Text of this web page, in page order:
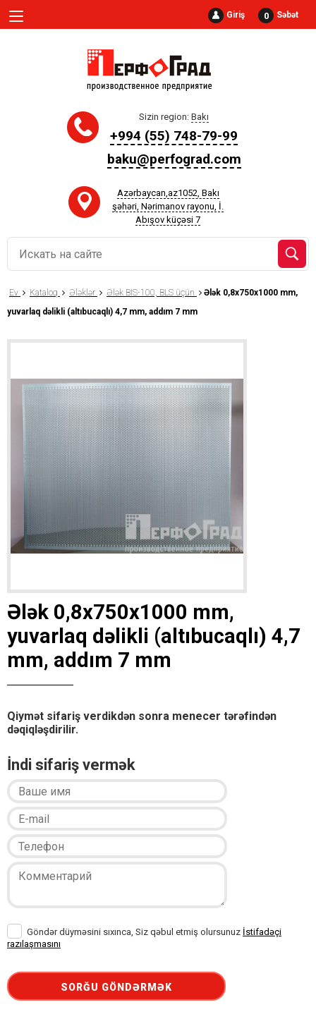
Giriş 0 Səbət
Sizin region: Bakı
+994 (55) 748-79-99
baku@perfograd.com
Azərbaycan,az1052, Bakı
şəhəri, Nərimanov rayonu, İ.
Abışov küçəsi 7
Ev Kataloq Ələklər Ələk BIS-100, BLS üçün
Ələk 0,8x750x1000 mm,
yuvarlaq dəlikli (altıbucaqlı) 4,7 mm, addım 7 mm
Ələk 0,8x750x1000 mm,
yuvarlaq dəlikli (altıbucaqlı) 4,7
mm, addım 7 mm
Qiymət sifariş verdikdən sonra menecer tərəfindən
dəqiqləşdirilir.
İndi sifariş vermək
Göndər düyməsini sıxınca, Siz qəbul etmiş olursunuz İstifadəçi
razılaşmasını
SORĞU GÖNDƏRMƏK